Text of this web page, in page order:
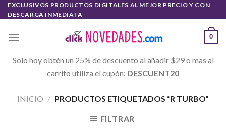
Skip
to
EXCLUSIVOS PRODUCTOS DIGITALES AL MEJOR PRECIO Y CON
DESCARGA INMEDIATA
0
Solo hoy obtén un 25% de descuento al añadir $29 o mas al
carrito utiliza el cupón: DESCUENT20
INICIO / PRODUCTOS ETIQUETADOS “R TURBO”
FILTRAR